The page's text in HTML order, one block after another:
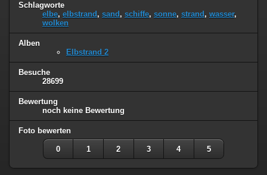
Schlagworte
elbe, elbstrand , sand , schiffe, sonne, strand , wasser,
wolken
Alben
Elbstrand 2
Besuche
28699
Bewertung
noch keine Bewertung
Foto bewerten
0 1 2 3 4 5